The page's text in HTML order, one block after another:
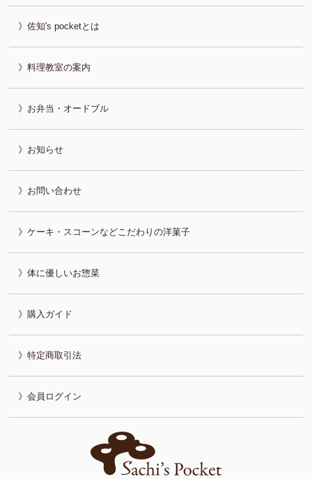
佐知's pocketとは
料理教室の案内
お弁当・オードブル
お知らせ
お問い合わせ
ケーキ・スコーンなどこだわりの洋菓子
体に優しいお惣菜
購入ガイド
特定商取引法
会員ログイン